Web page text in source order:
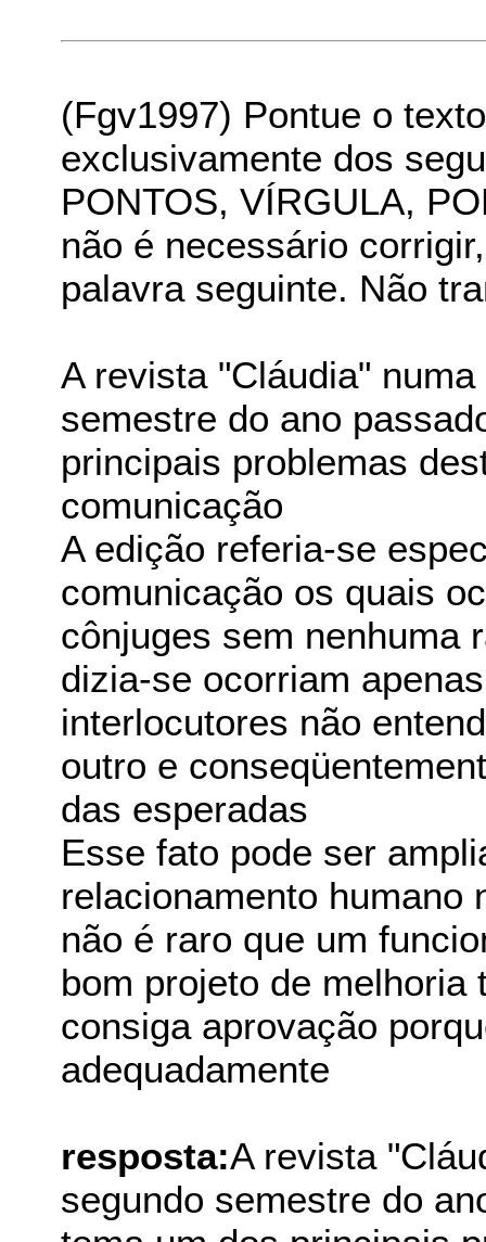
(Fgv1997) Pontue o
exclusivamente dos
PONTOS, VÍRGULA,
não é necessário
palavra seguinte. Não
A revista "Cláudia"
semestre do ano
principais problemas
comunicação
A edição referia-se
comunicação os quais
cônjuges sem nenhuma
dizia-se ocorriam
interlocutores não
outro e
das esperadas
Esse fato pode ser
relacionamento humano
não é raro que um
bom projeto de
consiga aprovação
adequadamente
resposta:A revista
segundo semestre do